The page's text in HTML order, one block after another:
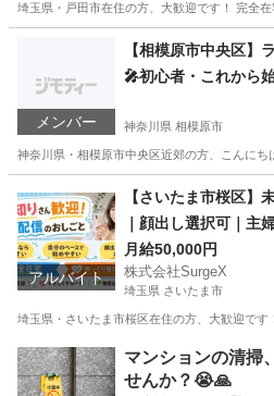
埼玉県・戸田市在住の方、大歓迎です！ 完全
その他 ライバー
メンバー
【相模原市中央区】
🎤初心者・これから
神奈川県 相模原市
神奈川県・相模原市中央区近郊の方、こんに
相模原市 その他 ライブ配
アルバイト
【さいたま市桜区】
｜顔出し選択可｜主
り
月給50,000円
株式会社SurgeX
埼玉県 さいたま市
埼玉県・さいたま市桜区在住の方、大歓迎で
埼玉 さいたま市 その他 顔出し
マンションの清掃
せんか？😭🙏